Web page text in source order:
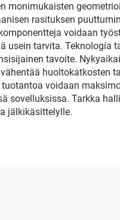
monimukaisten
rasituksen
voidaan
usein tarvita. Teknologia
tavoite.
huoltokatkosten
voidaan
sovelluksissa. Tarkka
jälkikäsittelylle.